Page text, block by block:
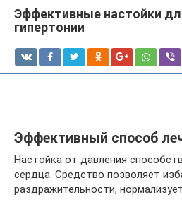
Эффективные настойки
гипертонии
Эффективный способ
Настойка от давления
сердца. Средство позволяет
раздражительности,